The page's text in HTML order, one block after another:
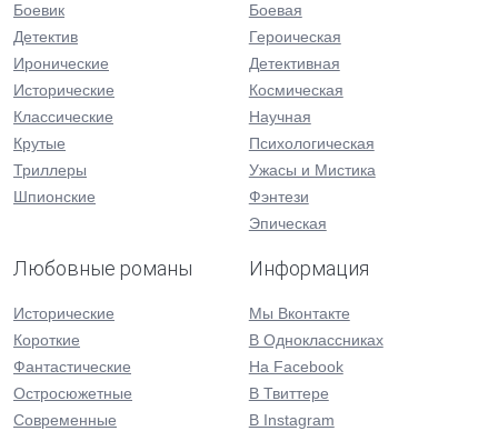
Боевик
Детектив
Иронические
Исторические
Классические
Крутые
Триллеры
Шпионские
Боевая
Героическая
Детективная
Космическая
Научная
Психологическая
Ужасы и Мистика
Фэнтези
Эпическая
Любовные романы
Исторические
Короткие
Фантастические
Остросюжетные
Современные
Информация
Мы Вконтакте
В Одноклассниках
На Facebook
В Твиттере
В Instagram